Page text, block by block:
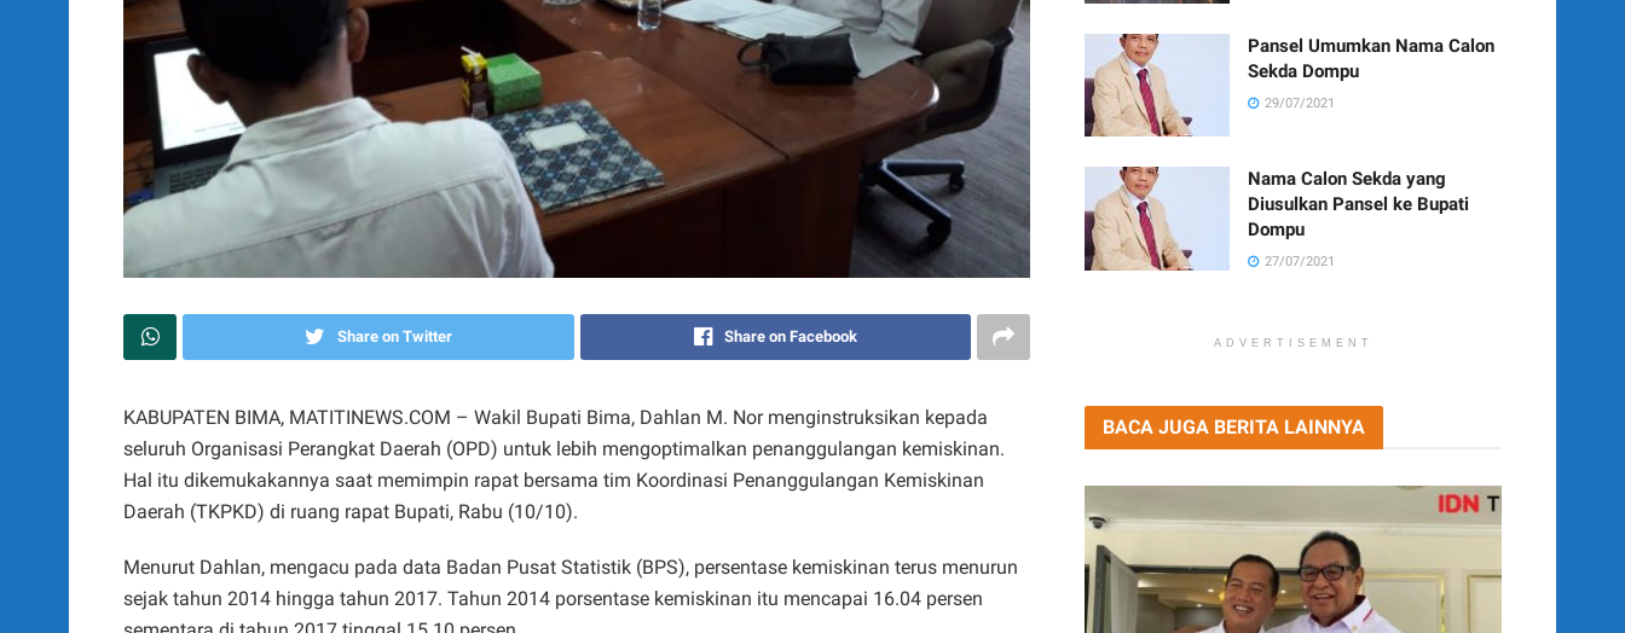
Share on Twitter Share on Facebook
KABUPATEN BIMA, MATITINEWS.COM – Wakil Bupati Bima, Dahlan M. Nor menginstruksikan kepada
seluruh Organisasi Perangkat Daerah (OPD) untuk lebih mengoptimalkan penanggulangan kemiskinan.
Hal itu dikemukakannya saat memimpin rapat bersama tim Koordinasi Penanggulangan Kemiskinan
Daerah (TKPKD) di ruang rapat Bupati, Rabu (10/10).
Menurut Dahlan, mengacu pada data Badan Pusat Statistik (BPS), persentase kemiskinan terus menurun
sejak tahun 2014 hingga tahun 2017. Tahun 2014 porsentase kemiskinan itu mencapai 16.04 persen
Pansel Umumkan Nama Calon
Sekda Dompu
29/07/2021
Nama Calon Sekda yang
Diusulkan Pansel ke Bupati
Dompu
27/07/2021
ADVERTISEMENT
BACA JUGA BERITA LAINNYA